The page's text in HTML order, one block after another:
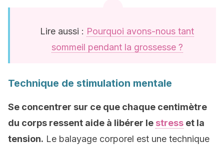
Lire aussi : Pourquoi avons-nous tant
sommeil pendant la grossesse ?
Technique de stimulation mentale
Se concentrer sur ce que chaque centimètre
du corps ressent aide à libérer le stress et la
tension. Le balayage corporel est une technique